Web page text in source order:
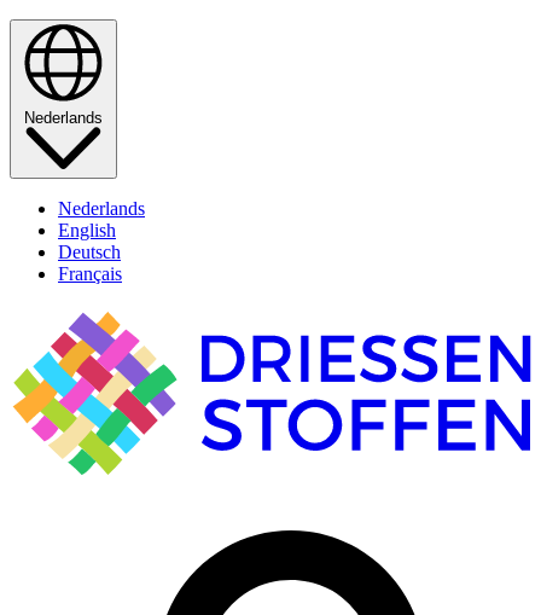
Nederlands
Nederlands
English
Deutsch
Français